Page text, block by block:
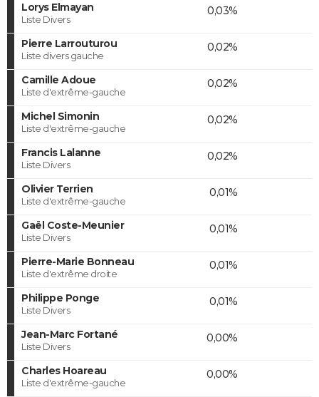
Lorys Elmayan
Liste Divers
0,03%
Pierre Larrouturou
Liste divers gauche
0,02%
Camille Adoue
Liste d'extrême-gauche
0,02%
Michel Simonin
Liste d'extrême-gauche
0,02%
Francis Lalanne
Liste Divers
0,02%
Olivier Terrien
Liste d'extrême-gauche
0,01%
Gaël Coste-Meunier
Liste Divers
0,01%
Pierre-Marie Bonneau
Liste d'extrême droite
0,01%
Philippe Ponge
Liste Divers
0,01%
Jean-Marc Fortané
Liste Divers
0,00%
Charles Hoareau
Liste d'extrême-gauche
0,00%